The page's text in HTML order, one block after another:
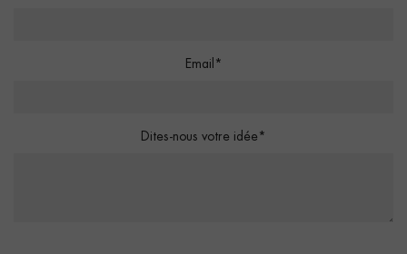
Email*
Dites-nous votre idée*